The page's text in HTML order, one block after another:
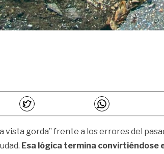
vista gorda” frente a los errores del
Esa lógica termina convirtiéndose